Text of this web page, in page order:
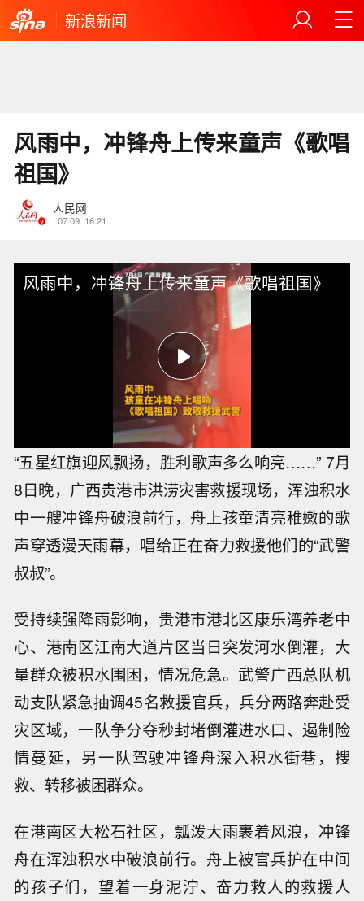
新浪新闻
风雨中，冲锋舟上传来童声《歌唱
祖国》
人民网
07.09 16:21
风雨中，冲锋舟上传来童声《歌唱祖国》
“五星红旗迎风飘扬，胜利歌声多么响亮……” 7月
8日晚，广西贵港市洪涝灾害救援现场，浑浊积水
中一艘冲锋舟破浪前行，舟上孩童清亮稚嫩的歌
声穿透漫天雨幕，唱给正在奋力救援他们的“武警
叔叔”。
受持续强降雨影响，贵港市港北区康乐湾养老中
心、港南区江南大道片区当日突发河水倒灌，大
量群众被积水围困，情况危急。武警广西总队机
动支队紧急抽调45名救援官兵，兵分两路奔赴受
灾区域，一队争分夺秒封堵倒灌进水口、遏制险
情蔓延，另一队驾驶冲锋舟深入积水街巷，搜
救、转移被困群众。
在港南区大松石社区，瓢泼大雨裹着风浪，冲锋
舟在浑浊积水中破浪前行。舟上被官兵护在中间
的孩子们，望着一身泥泞、奋力救人的救援人